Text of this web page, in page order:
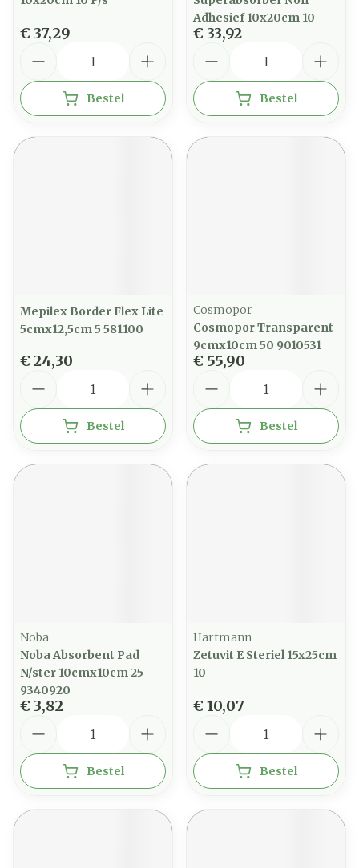
€ 37,29
Bestel
Adhesief 10x20cm 10
€ 33,92
Bestel
Mepilex Border Flex Lite
5cmx12,5cm 5 581100
€ 24,30
Bestel
Cosmopor
Cosmopor Transparent
9cmx10cm 50 9010531
€ 55,90
Bestel
Noba
Noba Absorbent Pad
N/ster 10cmx10cm 25
9340920
€ 3,82
Bestel
Hartmann
Zetuvit E Steriel 15x25cm
10
€ 10,07
Bestel